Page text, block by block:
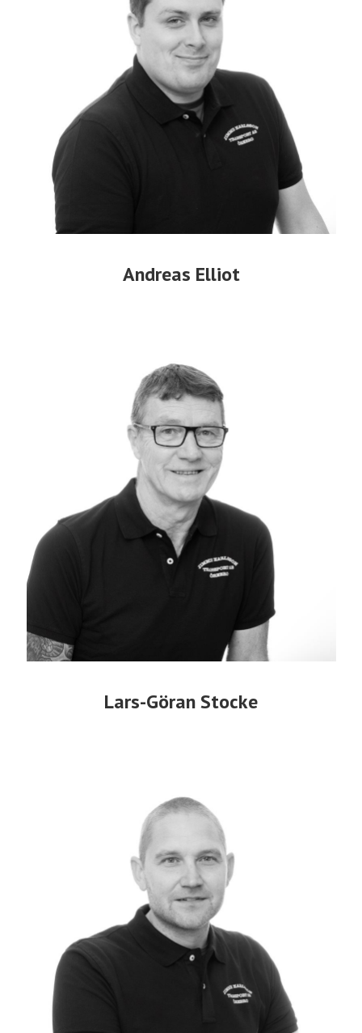
Andreas Elliot
Lars-Göran Stocke